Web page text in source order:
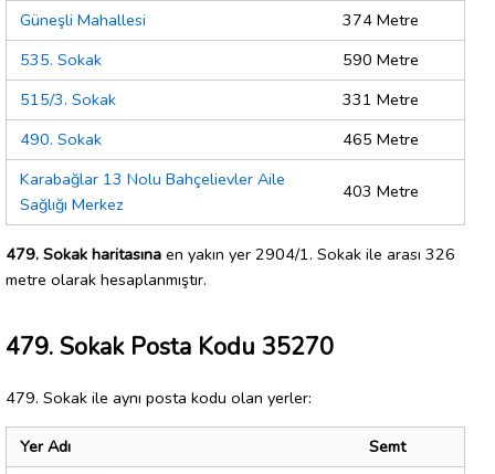
Güneşli Mahallesi
374 Metre
535. Sokak
590 Metre
515/3. Sokak
331 Metre
490. Sokak
465 Metre
Karabağlar 13 Nolu Bahçelievler Aile
Sağlığı Merkez
403 Metre
479. Sokak haritasına en yakın yer 2904/1. Sokak ile arası 326
metre olarak hesaplanmıştır.
479. Sokak Posta Kodu 35270
479. Sokak ile aynı posta kodu olan yerler:
Yer Adı
Semt